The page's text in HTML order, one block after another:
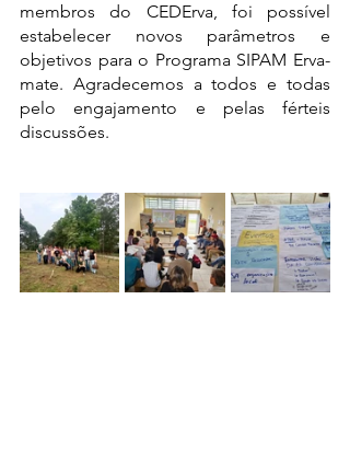
membros do CEDErva, foi possível
estabelecer novos parâmetros e
objetivos para o Programa SIPAM Erva-
mate. Agradecemos a todos e todas
pelo engajamento e pelas férteis
discussões.